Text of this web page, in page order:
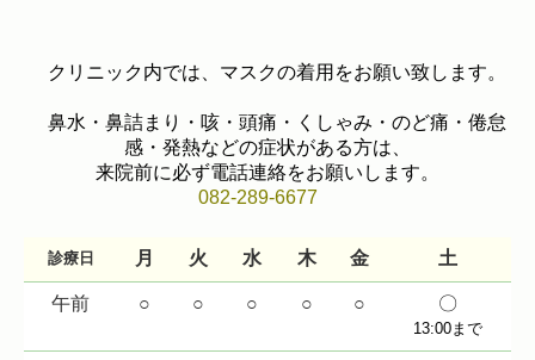
クリニック内では、マスクの着用をお願い致します。
鼻水・鼻詰まり・咳・頭痛・くしゃみ・のど痛・倦怠
感・発熱などの症状がある方は、
来院前に必ず電話連絡をお願いします。
082-289-6677
診療日 月 火 水 木 金 土
午前 ○ ○ ○ ○ ○ 〇
13:00まで